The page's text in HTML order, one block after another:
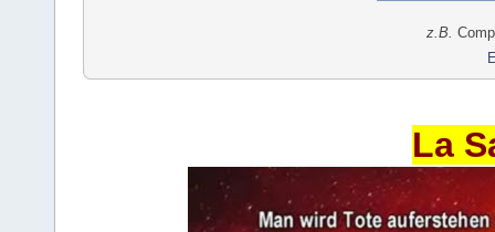
z.B.
La